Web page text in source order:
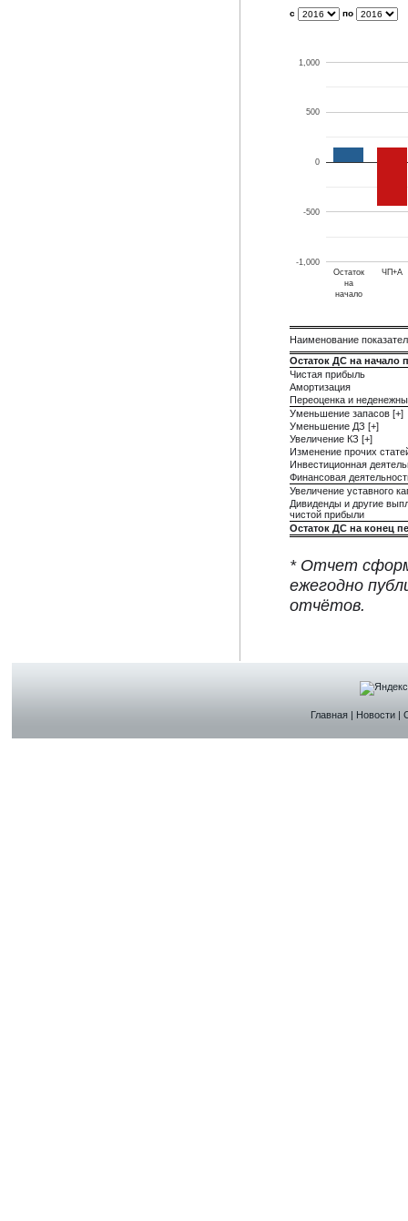
с по
Остаток
на
начало
ЧП+А
-1,000
-500
0
500
1,000
Наименование
Остаток ДС на начало
Чистая прибыль
Амортизация
Переоценка и
Уменьшение запасов [+]
Уменьшение ДЗ [+]
Увеличение КЗ [+]
Изменение прочих
Инвестиционная
Финансовая
Увеличение уставного
Дивиденды и другие
чистой прибыли
Остаток ДС на конец
* Отчет
ежегодно
отчётов.
Главная| Новости|